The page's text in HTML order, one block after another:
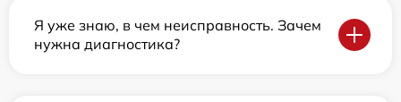
Я уже знаю, в чем неисправность. Зачем
нужна диагностика?